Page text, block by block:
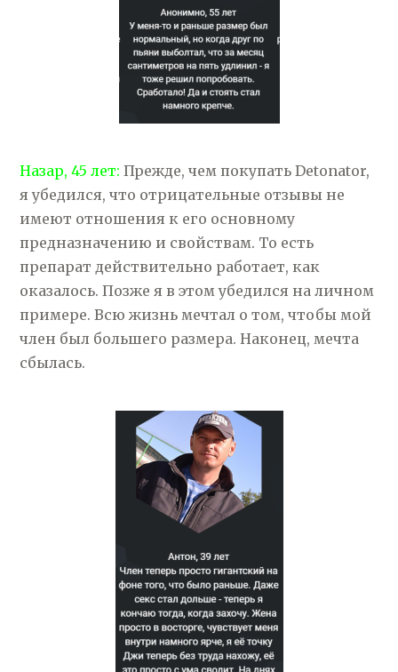
Назар, 45 лет: Прежде, чем покупать Detonator,
я убедился, что отрицательные отзывы не
имеют отношения к его основному
предназначению и свойствам. То есть
препарат действительно работает, как
оказалось. Позже я в этом убедился на личном
примере. Всю жизнь мечтал о том, чтобы мой
член был большего размера. Наконец, мечта
сбылась.